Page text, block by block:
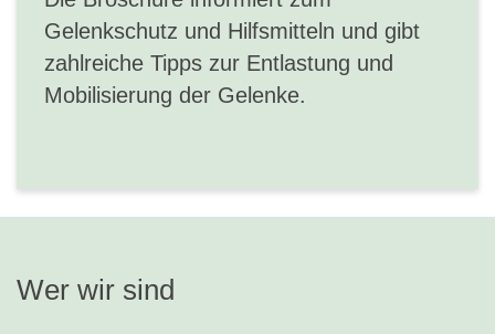
Gelenkschutz und Hilfsmitteln und gibt
zahlreiche Tipps zur Entlastung und
Mobilisierung der Gelenke.
Wer wir sind